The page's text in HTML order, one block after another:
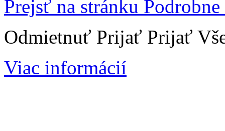
Prejsť na stránku
Odmietnuť Prijať Prijať
Viac informácií